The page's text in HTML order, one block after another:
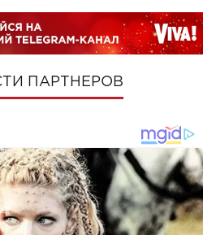
ПАРТНЕРОВ